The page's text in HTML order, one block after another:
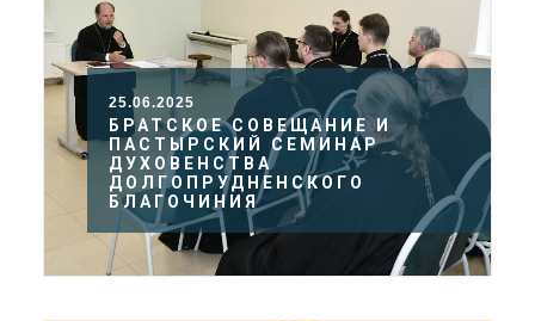
25.06.2025
БРАТСКОЕ СОВЕЩАНИЕ И
ПАСТЫРСКИЙ СЕМИНАР
ДУХОВЕНСТВА
ДОЛГОПРУДНЕНСКОГО
БЛАГОЧИНИЯ